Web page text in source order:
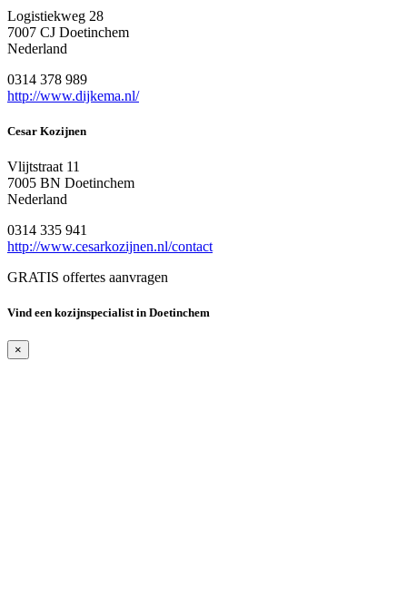
Logistiekweg 28
7007 CJ Doetinchem
Nederland
0314 378 989
http://www.dijkema.nl/
Cesar Kozijnen
Vlijtstraat 11
7005 BN Doetinchem
Nederland
0314 335 941
http://www.cesarkozijnen.nl/contact
GRATIS offertes aanvragen
Vind een kozijnspecialist in Doetinchem
×